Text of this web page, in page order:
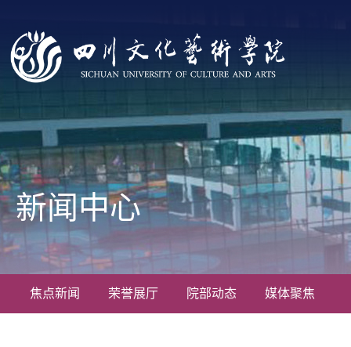
焦点新闻 荣誉展厅 院部动态 媒体聚焦
新闻中心